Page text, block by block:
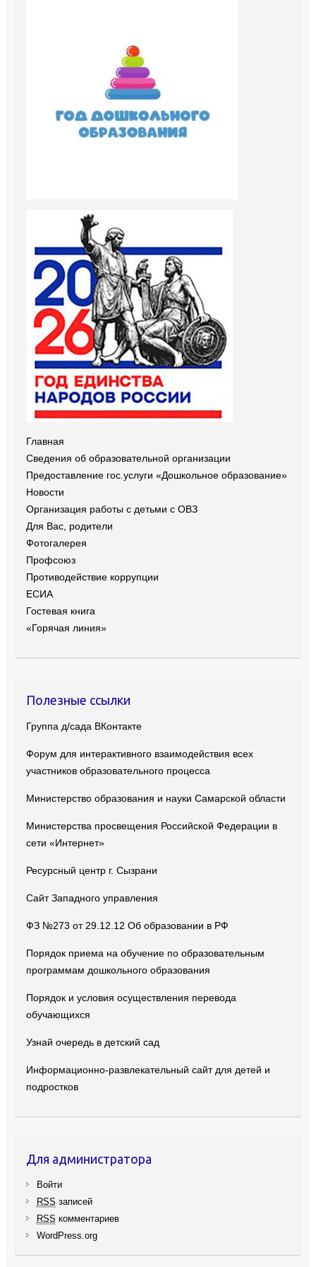
Главная
Сведения об образовательной организации
Предоставление гос.услуги «Дошкольное образование»
Новости
Организация работы с детьми с ОВЗ
Для Вас, родители
Фотогалерея
Профсоюз
Противодействие коррупции
ЕСИА
Гостевая книга
«Горячая линия»
Полезные ссылки
Группа д/сада ВКонтакте
Форум для интерактивного взаимодействия всех
участников образовательного процесса
Министерство образования и науки Самарской области
Министерства просвещения Российской Федерации в
сети «Интернет»
Ресурсный центр г. Сызрани
Сайт Западного управления
ФЗ №273 от 29.12.12 Об образовании в РФ
Порядок приема на обучение по образовательным
программам дошкольного образования
Порядок и условия осуществления перевода
обучающихся
Узнай очередь в детский сад
Информационно-развлекательный сайт для детей и
подростков
Для администратора
Войти
RSS записей
RSS комментариев
WordPress.org